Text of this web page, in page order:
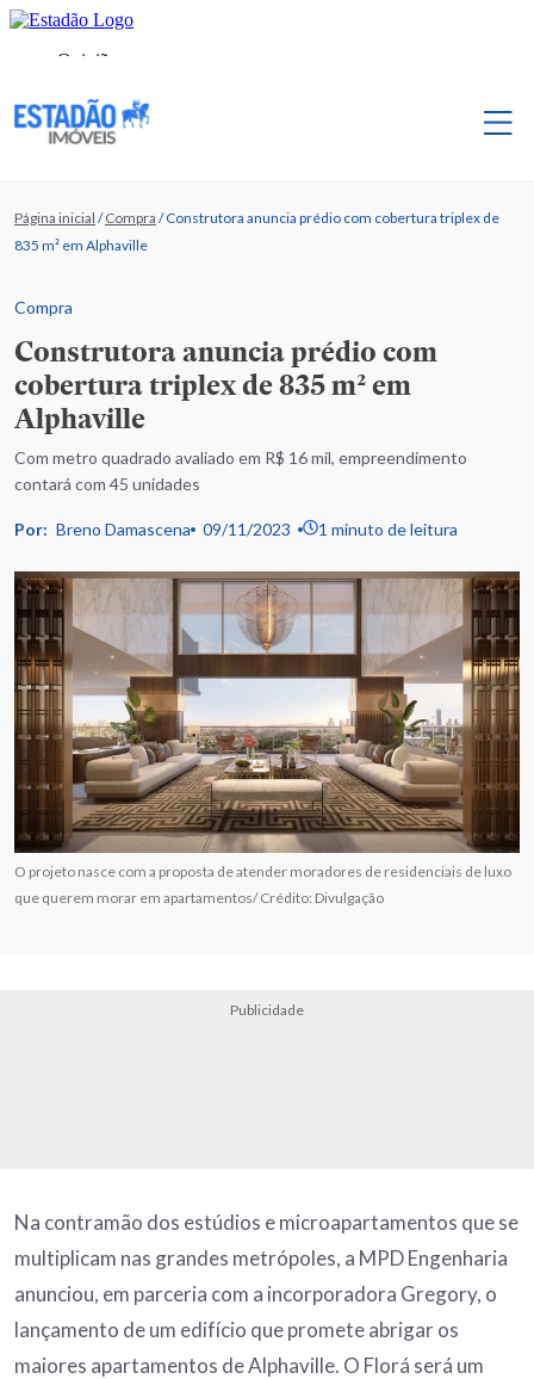
Página inicial /Compra /Construtora anuncia prédio com cobertura triplex de
835 m² em Alphaville
Compra
Construtora anuncia prédio com
cobertura triplex de 835 m² em
Alphaville
Com metro quadrado avaliado em R$ 16 mil, empreendimento
contará com 45 unidades
Por: Breno Damascena 09/11/2023 1 minuto de leitura
O projeto nasce com a proposta de atender moradores de residenciais de luxo
que querem morar em apartamentos/ Crédito: Divulgação
Publicidade
Na contramão dos estúdios e microapartamentos que se
multiplicam nas grandes metrópoles, a MPD Engenharia
anunciou, em parceria com a incorporadora Gregory, o
lançamento de um edifício que promete abrigar os
maiores apartamentos de Alphaville. O Florá será um